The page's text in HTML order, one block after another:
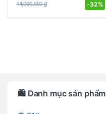
14,000,000₫ -32%
🛍️ Danh mục sản phẩm